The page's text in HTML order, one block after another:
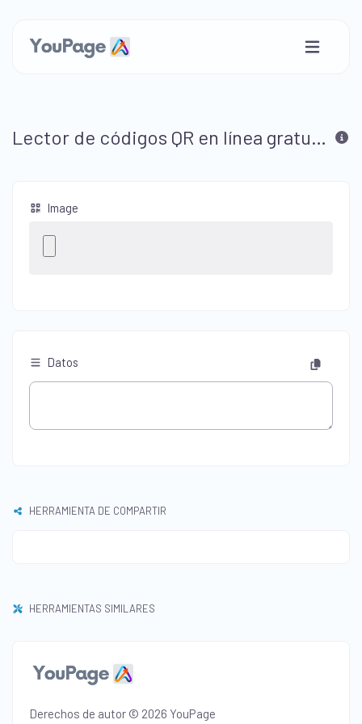
Lector de códigos QR en línea gratuito
Image
Datos
HERRAMIENTA DE COMPARTIR
HERRAMIENTAS SIMILARES
Derechos de autor © 2026 YouPage